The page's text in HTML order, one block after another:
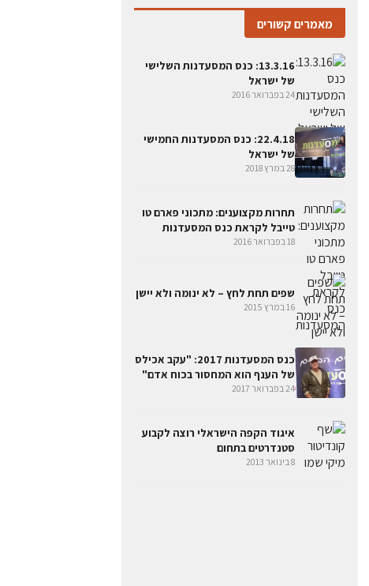
מאמרים קשורים
13.3.16: כנס המסעדנות השלישי
של ישראל
24 בפברואר 2016
22.4.18: כנס המסעדנות החמישי
של ישראל
28 במרץ 2018
תחרות מקצוענים: מתכוני פארם טו
טייבל לקראת כנס המסעדנות
18 בפברואר 2016
שפים תחת לחץ – לא ינומה ולא יישן
16 במרץ 2015
כנס המסעדנות 2017: "עקב אכילס
של הענף הוא המחסור בכוח אדם"
24 בפברואר 2017
איגוד הקפה הישראלי רוצה לקבוע
סטנדרטים בתחום
8 בינואר 2013